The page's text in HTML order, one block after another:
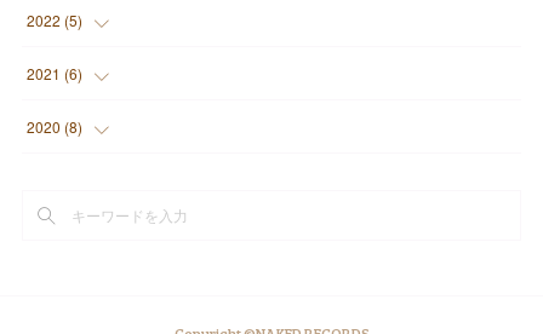
((
(
( )
2022 (5)
( )
( )
2021 (6)
( )
(
2020 (8)
(